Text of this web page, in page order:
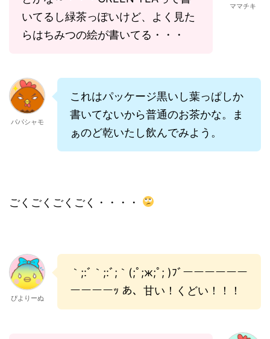
いてるし緑茶っぽいけど、よく見た
らはちみつの絵が書いてる・・・
ママチキ
パパシャモ
これはパッケージ黒いし葉っぱしか
書いてないから普通のお茶かな。ま
ぁのど乾いたし飲んでみよう。
ごくごくごくごく・・・・
ぴよりーぬ
｀;:ﾞ｀;:ﾞ;｀(;ﾟ;ж;ﾟ; )ﾌﾞーーーーーー
ーーーーｯ あ、甘い！くどい！！！